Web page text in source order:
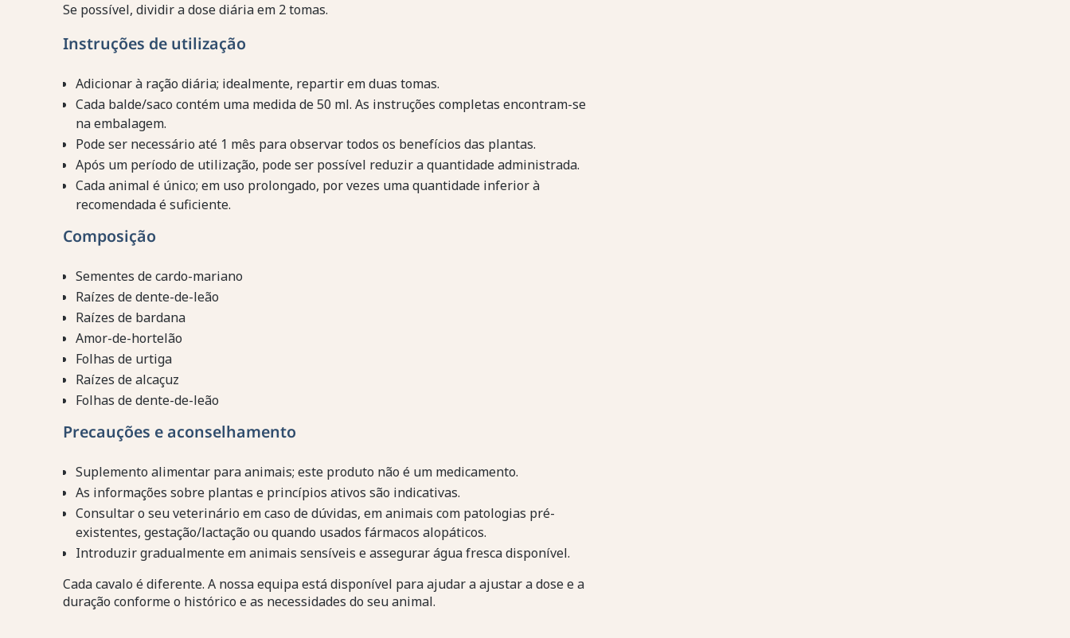
Se possível, dividir a dose diária em 2 tomas.
Instruções de utilização
Adicionar à ração diária; idealmente, repartir em duas tomas.
Cada balde/saco contém uma medida de 50 ml. As instruções completas encontram-se
na embalagem.
Pode ser necessário até 1 mês para observar todos os benefícios das plantas.
Após um período de utilização, pode ser possível reduzir a quantidade administrada.
Cada animal é único; em uso prolongado, por vezes uma quantidade inferior à
recomendada é suficiente.
Composição
Sementes de cardo-mariano
Raízes de dente-de-leão
Raízes de bardana
Amor-de-hortelão
Folhas de urtiga
Raízes de alcaçuz
Folhas de dente-de-leão
Precauções e aconselhamento
Suplemento alimentar para animais; este produto não é um medicamento.
As informações sobre plantas e princípios ativos são indicativas.
Consultar o seu veterinário em caso de dúvidas, em animais com patologias pré-
existentes, gestação/lactação ou quando usados fármacos alopáticos.
Introduzir gradualmente em animais sensíveis e assegurar água fresca disponível.
Cada cavalo é diferente. A nossa equipa está disponível para ajudar a ajustar a dose e a
duração conforme o histórico e as necessidades do seu animal.